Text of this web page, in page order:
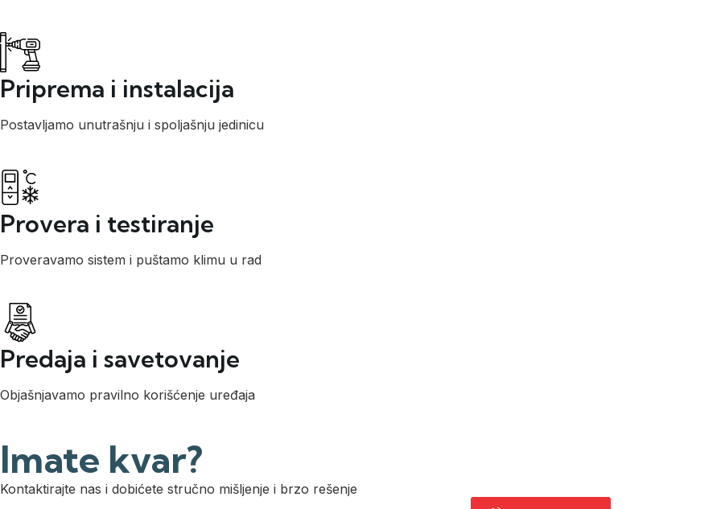
Priprema i instalacija
Postavljamo unutrašnju i spoljašnju jedinicu
Provera i testiranje
Proveravamo sistem i puštamo klimu u rad
Predaja i savetovanje
Objašnjavamo pravilno korišćenje uređaja
Imate kvar?
Kontaktirajte nas i dobićete stručno mišljenje i brzo rešenje